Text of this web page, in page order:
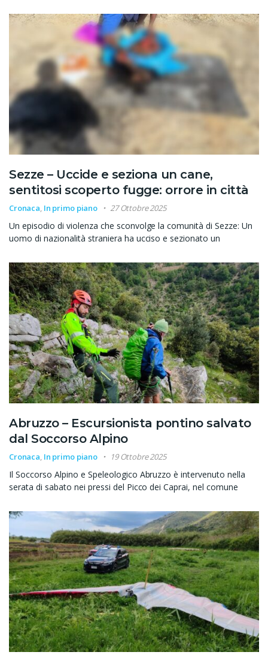
Sezze – Uccide e seziona un cane,
sentitosi scoperto fugge: orrore in città
Cronaca, In primo piano 27 Ottobre 2025
Un episodio di violenza che sconvolge la comunità di Sezze: Un
uomo di nazionalità straniera ha ucciso e sezionato un
Abruzzo – Escursionista pontino salvato
dal Soccorso Alpino
Cronaca, In primo piano 19 Ottobre 2025
Il Soccorso Alpino e Speleologico Abruzzo è intervenuto nella
serata di sabato nei pressi del Picco dei Caprai, nel comune